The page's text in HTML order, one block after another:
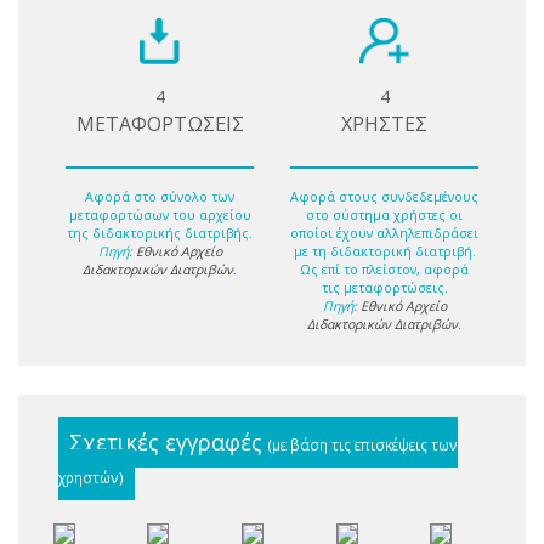
4
ΜΕΤΑΦΟΡΤΩΣΕΙΣ
Αφορά στο σύνολο των
μεταφορτώσων του αρχείου
της διδακτορικής διατριβής.
Πηγή: Εθνικό Αρχείο
Διδακτορικών Διατριβών.
4
ΧΡΗΣΤΕΣ
Αφορά στους συνδεδεμένους
στο σύστημα χρήστες οι
οποίοι έχουν αλληλεπιδράσει
με τη διδακτορική διατριβή.
Ως επί το πλείστον, αφορά
τις μεταφορτώσεις.
Πηγή: Εθνικό Αρχείο
Διδακτορικών Διατριβών.
Σχετικές εγγραφές (με βάση τις επισκέψεις των
χρηστών)